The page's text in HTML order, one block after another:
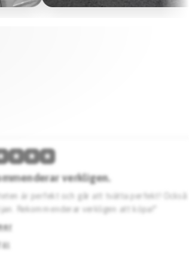
★ ★ ★
& skön passform.
här tröjan imponerar med sin höga kvalitet och
är stilren. Jag köpte en svart Barcelona
starkt.”